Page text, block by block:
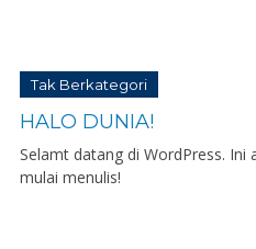
Tak Berkategori
HALO DUNIA!
Selamt datang di WordPress. Ini
mulai menulis!